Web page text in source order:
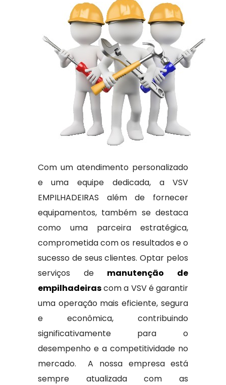
Com um atendimento personalizado
e uma equipe dedicada, a VSV
EMPILHADEIRAS além de fornecer
equipamentos, também se destaca
como uma parceira estratégica,
comprometida com os resultados e o
sucesso de seus clientes. Optar pelos
serviços de manutenção de
empilhadeirascom a VSV é garantir
uma operação mais eficiente, segura
e econômica, contribuindo
significativamente para o
desempenho e a competitividade no
mercado. A nossa empresa está
sempre atualizada com as